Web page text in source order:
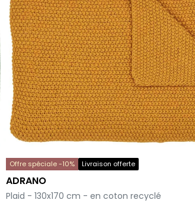
Offre spéciale -10% Livraison offerte
ADRANO
-
Plaid - 130x170 cm - en coton recyclé